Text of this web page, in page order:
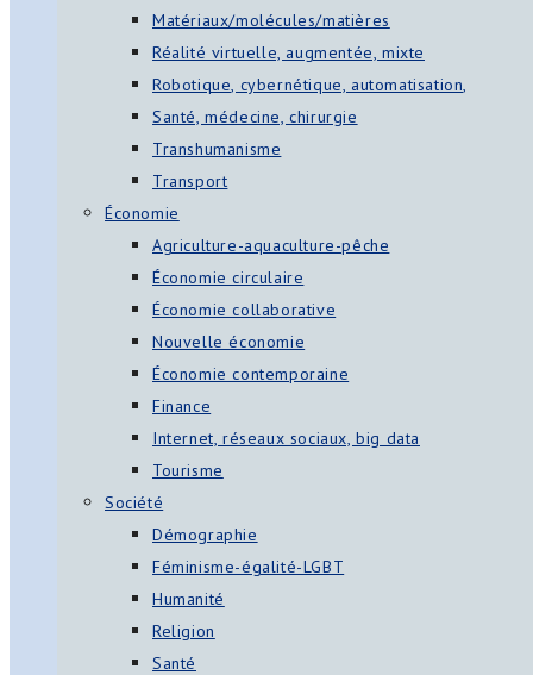
Matériaux/molécules/matières
Réalité virtuelle, augmentée, mixte
Robotique, cybernétique, automatisation,
Santé, médecine, chirurgie
Transhumanisme
Transport
Économie
Agriculture-aquaculture-pêche
Économie circulaire
Économie collaborative
Nouvelle économie
Économie contemporaine
Finance
Internet, réseaux sociaux, big data
Tourisme
Société
Démographie
Féminisme-égalité-LGBT
Humanité
Religion
Santé